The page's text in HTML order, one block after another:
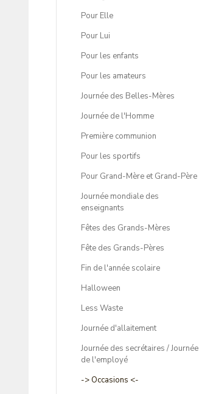
Pour Elle
Pour Lui
Pour les enfants
Pour les amateurs
Journée des Belles-Mères
Journée de l'Homme
Première communion
Pour les sportifs
Pour Grand-Mère et Grand-Père
Journée mondiale des
enseignants
Fêtes des Grands-Mères
Fête des Grands-Pères
Fin de l'année scolaire
Halloween
Less Waste
Journée d'allaitement
Journée des secrétaires / Journée
de l'employé
-> Occasions <-